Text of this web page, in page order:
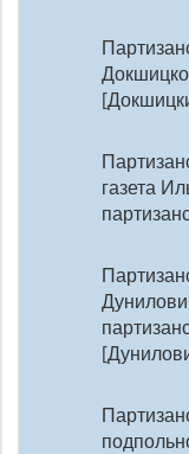
газета